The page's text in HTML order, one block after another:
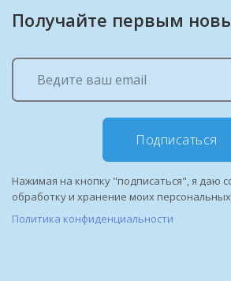
Получайте первым
Подписаться
Нажимая на кнопку "подписаться", я даю
обработку и хранение моих
Политика конфиденциальности